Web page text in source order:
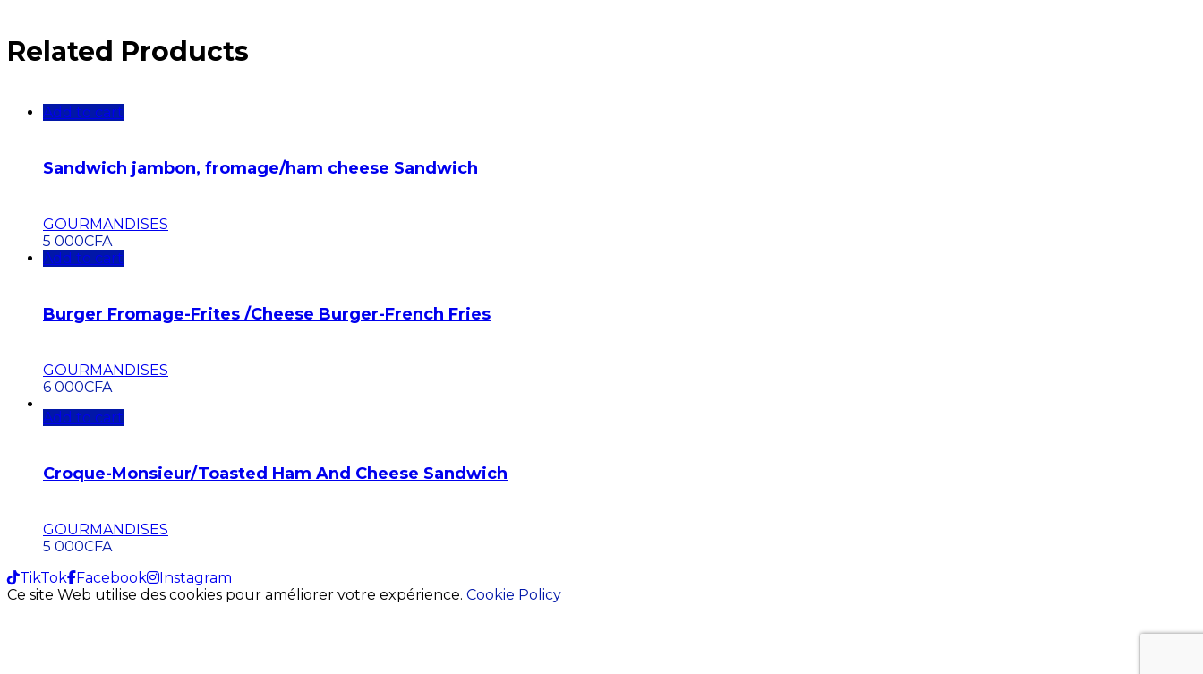
Related Products
Add to cart
Sandwich jambon, fromage/ham cheese Sandwich
GOURMANDISES
5 000CFA
Add to cart
Burger Fromage-Frites /Cheese Burger-French Fries
GOURMANDISES
6 000CFA
Add to cart
Croque-Monsieur/Toasted Ham And Cheese Sandwich
GOURMANDISES
5 000CFA
TikTok
Facebook
Instagram
Ce site Web utilise des cookies pour améliorer votre expérience. Cookie Policy